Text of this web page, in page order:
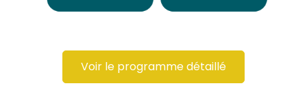
Voir le programme détaillé